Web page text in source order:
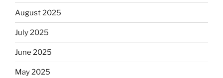
August 2025
July 2025
June 2025
May 2025